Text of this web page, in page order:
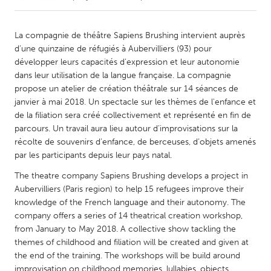
Amherstburg
Kingston
Kitchener-Waterloo
New Glasgow
Newmarket
Ottawa
South Shore
Toronto
MALAYSIA
Kuala Lumpur
NETHERLANDS
Leiden
Rotterdam
Utrecht
La compagnie de théâtre Sapiens Brushing intervient auprès
d’une quinzaine de réfugiés à Aubervilliers (93) pour
développer leurs capacités d'expression et leur autonomie
dans leur utilisation de la langue française. La compagnie
propose un atelier de création théâtrale sur 14 séances de
janvier à mai 2018. Un spectacle sur les thèmes de l'enfance et
de la filiation sera créé collectivement et représenté en fin de
parcours. Un travail aura lieu autour d’improvisations sur la
récolte de souvenirs d’enfance, de berceuses, d’objets amenés
par les participants depuis leur pays natal.
The theatre company Sapiens Brushing develops a project in
Aubervilliers (Paris region) to help 15 refugees improve their
knowledge of the French language and their autonomy. The
company offers a series of 14 theatrical creation workshop,
from January to May 2018. A collective show tackling the
themes of childhood and filiation will be created and given at
the end of the training. The workshops will be build around
improvisation on childhood memories, lullabies, objects